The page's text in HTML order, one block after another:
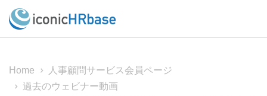
Home
人事顧問サービス会員ページ
過去のウェビナー動画